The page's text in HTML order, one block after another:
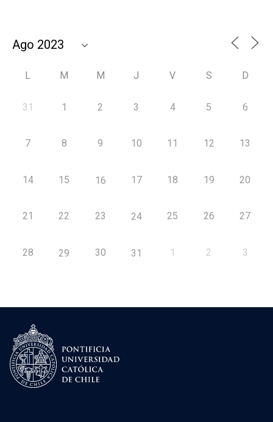
L M M J V S D
31 1 2 3 4 5 6
7 8 9 10 11 12 13
14 15 16 17 18 19 20
21 22 23 24 25 26 27
28 29 30 31 1 2 3